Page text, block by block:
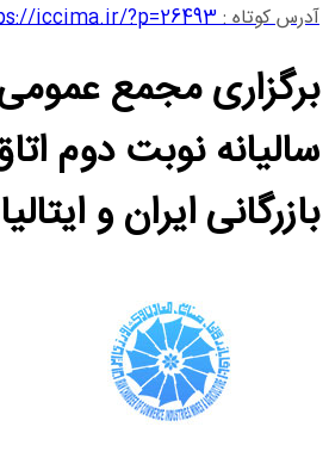
آدرس کوتاه :iccima.ir/?p=26493
برگزاری مجمع
سالیانه نوبت دوم
بازرگانی ایران و ایتالیا